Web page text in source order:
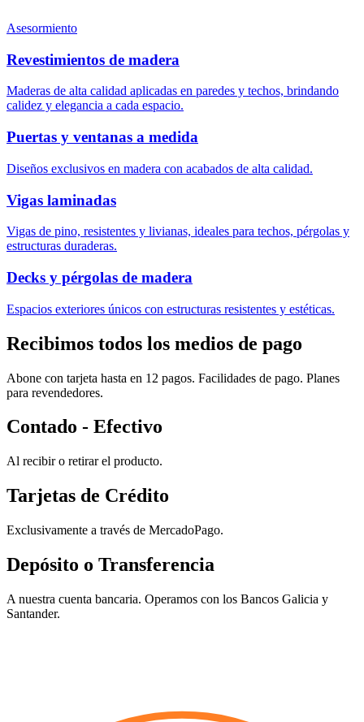
Asesormiento
Revestimientos de madera
Maderas de alta calidad aplicadas en paredes y techos, brindando
calidez y elegancia a cada espacio.
Puertas y ventanas a medida
Diseños exclusivos en madera con acabados de alta calidad.
Vigas laminadas
Vigas de pino, resistentes y livianas, ideales para techos, pérgolas y
estructuras duraderas.
Decks y pérgolas de madera
Espacios exteriores únicos con estructuras resistentes y estéticas.
Recibimos todos los medios de pago
Abone con tarjeta hasta en 12 pagos. Facilidades de pago. Planes
para revendedores.
Contado - Efectivo
Al recibir o retirar el producto.
Tarjetas de Crédito
Exclusivamente a través de MercadoPago.
Depósito o Transferencia
A nuestra cuenta bancaria. Operamos con los Bancos Galicia y
Santander.